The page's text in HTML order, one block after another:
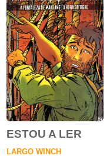
ESTOU A LER
LARGO WINCH